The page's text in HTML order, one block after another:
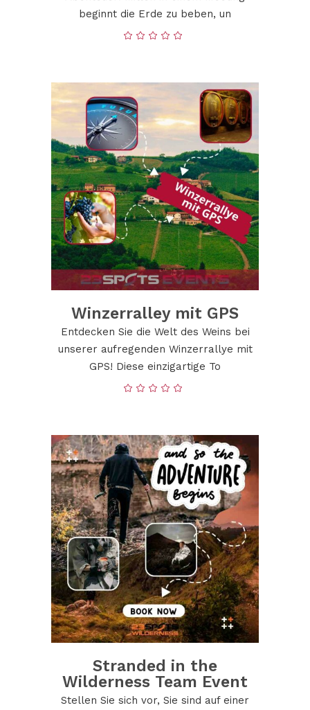
beginnt die Erde zu beben, un
Winzerralley mit GPS
Entdecken Sie die Welt des Weins bei
unserer aufregenden Winzerrallye mit
GPS! Diese einzigartige To
Stranded in the
Wilderness Team Event
Stellen Sie sich vor, Sie sind auf einer